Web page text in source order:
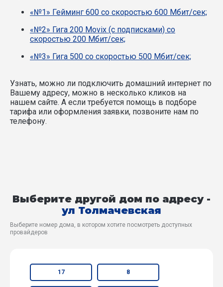
«№1» Гейминг 600 со скоростью 600 Мбит/сек;
«№2» Гига 200 Movix (с подписками) со
скоростью 200 Мбит/сек;
«№3» Гига 500 со скоростью 500 Мбит/сек;
Узнать, можно ли подключить домашний интернет по
Вашему адресу, можно в несколько кликов на
нашем сайте. А если требуется помощь в подборе
тарифа или оформления заявки, позвоните нам по
телефону.
Выберите другой дом по адресу -
ул Толмачевская
Выберите номер дома, в котором хотите посмотреть доступных
провайдеров
17 8